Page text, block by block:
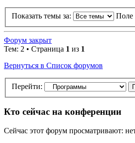
Показать темы за: Поле
Форум закрыт
Тем: 2 • Страница 1 из 1
Вернуться в Список форумов
Перейти:
Кто сейчас на конференции
Сейчас этот форум просматривают: